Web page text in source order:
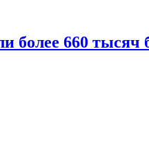
более 660